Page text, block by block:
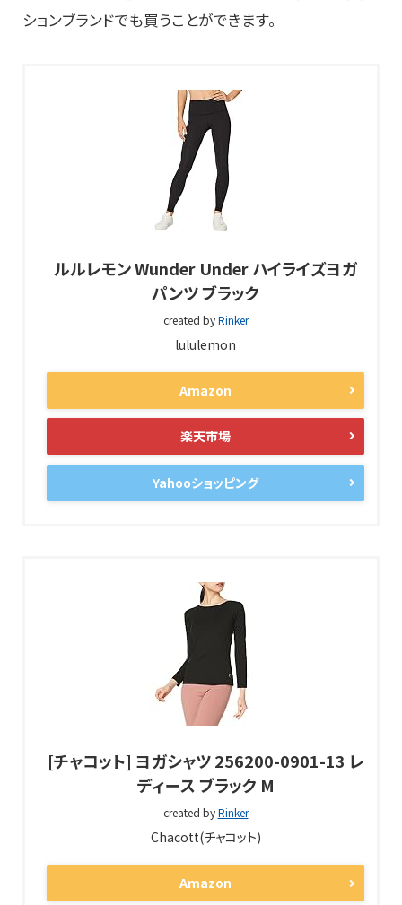
ションブランドでも買うことができます。
ルルレモン Wunder Under ハイライズヨガ
パンツ ブラック
created byRinker
lululemon
Amazon
楽天市場
Yahooショッピング
[チャコット] ヨガシャツ 256200-0901-13 レ
ディース ブラック M
created byRinker
Chacott(チャコット)
Amazon